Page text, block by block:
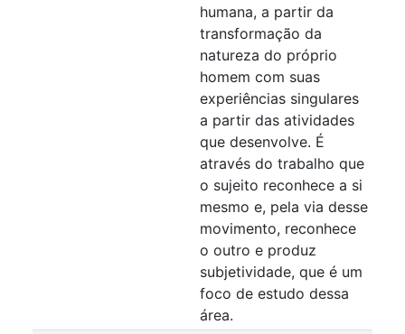
humana, a partir da
transformação da
natureza do próprio
homem com suas
experiências singulares
a partir das atividades
que desenvolve. É
através do trabalho que
o sujeito reconhece a si
mesmo e, pela via desse
movimento, reconhece
o outro e produz
subjetividade, que é um
foco de estudo dessa
área.